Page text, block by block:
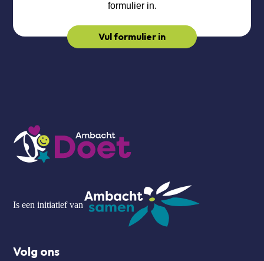
formulier in.
Vul formulier in
Is een initiatief van
Volg ons